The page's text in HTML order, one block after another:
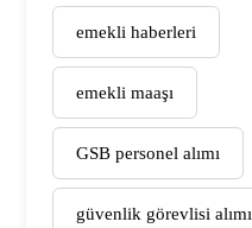
emekli haberleri
emekli maaşı
GSB personel alımı
güvenlik görevlisi alımı